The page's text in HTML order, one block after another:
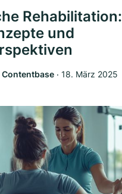
Rehabilitation:
und
‧ 18. März 2025